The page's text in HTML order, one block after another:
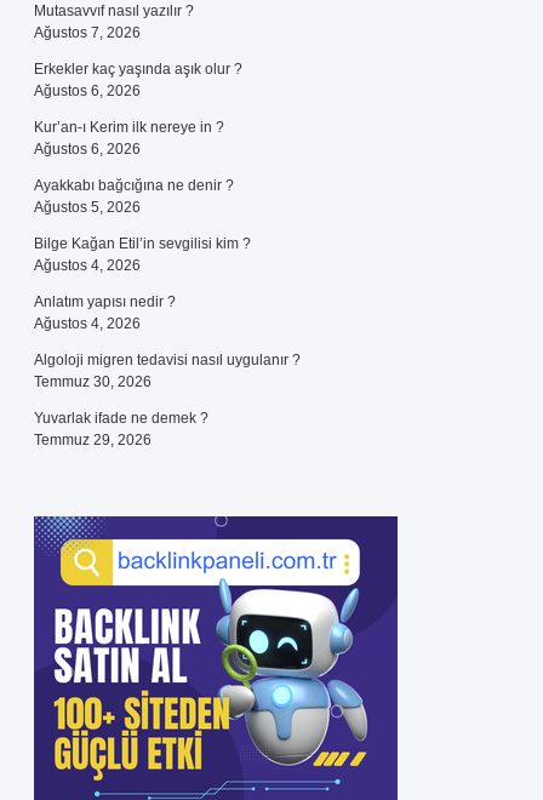
Mutasavvıf nasıl yazılır ?
Ağustos 7, 2026
Erkekler kaç yaşında aşık olur ?
Ağustos 6, 2026
Kur’an-ı Kerim ilk nereye in ?
Ağustos 6, 2026
Ayakkabı bağcığına ne denir ?
Ağustos 5, 2026
Bilge Kağan Etil’in sevgilisi kim ?
Ağustos 4, 2026
Anlatım yapısı nedir ?
Ağustos 4, 2026
Algoloji migren tedavisi nasıl uygulanır ?
Temmuz 30, 2026
Yuvarlak ifade ne demek ?
Temmuz 29, 2026